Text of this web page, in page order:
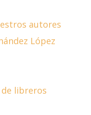
autores
López
libreros